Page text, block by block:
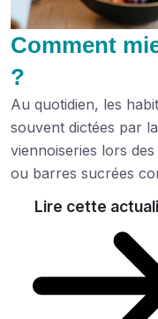
Comment
?
Au quotidien, les
souvent dictées par
viennoiseries lors
ou barres sucrées
Lire cette